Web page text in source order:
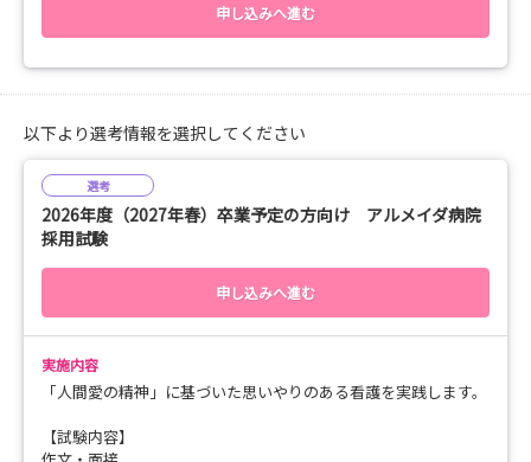
申し込みへ進む
以下より選考情報を選択してください
選考
2026年度（2027年春）卒業予定の方向け アルメイダ病院
採用試験
申し込みへ進む
実施内容
「人間愛の精神」に基づいた思いやりのある看護を実践します。
【試験内容】